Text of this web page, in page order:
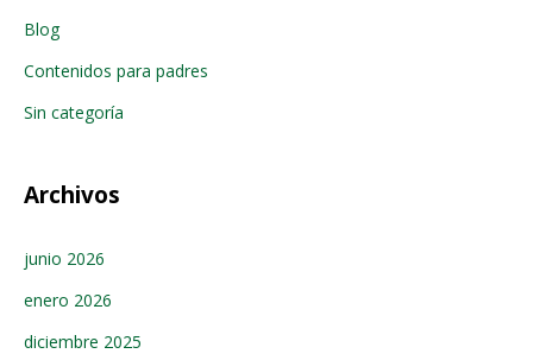
Blog
Contenidos para padres
Sin categoría
Archivos
junio 2026
enero 2026
diciembre 2025